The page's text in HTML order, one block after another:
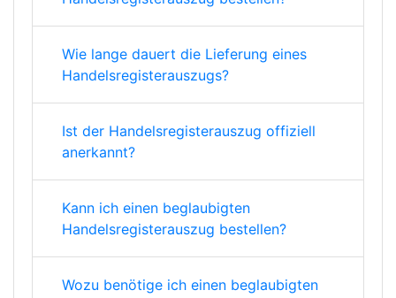
Wie lange dauert die Lieferung eines
Handelsregisterauszugs?
Ist der Handelsregisterauszug offiziell
anerkannt?
Kann ich einen beglaubigten
Handelsregisterauszug bestellen?
Wozu benötige ich einen beglaubigten